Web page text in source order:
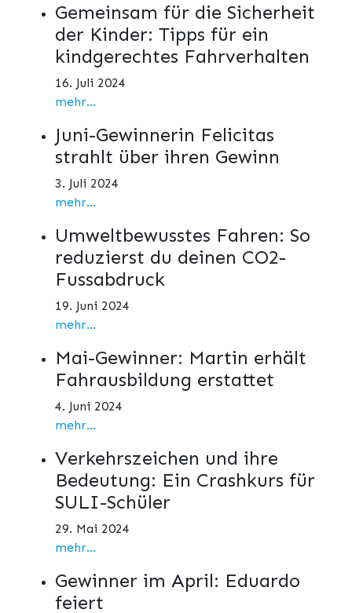
Gemeinsam für die Sicherheit
der Kinder: Tipps für ein
kindgerechtes Fahrverhalten
16. Juli 2024
mehr...
Juni-Gewinnerin Felicitas
strahlt über ihren Gewinn
3. Juli 2024
mehr...
Umweltbewusstes Fahren: So
reduzierst du deinen CO2-
Fussabdruck
19. Juni 2024
mehr...
Mai-Gewinner: Martin erhält
Fahrausbildung erstattet
4. Juni 2024
mehr...
Verkehrszeichen und ihre
Bedeutung: Ein Crashkurs für
SULI-Schüler
29. Mai 2024
mehr...
Gewinner im April: Eduardo
feiert